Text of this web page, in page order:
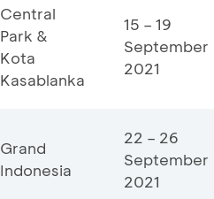
Central
Park &
Kota
Kasablanka
15 – 19
September
2021
Grand
Indonesia
22 – 26
September
2021